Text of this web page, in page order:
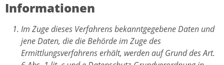
Informationen
Im Zuge dieses Verfahrens bekanntgegebene Daten und
jene Daten, die die Behörde im Zuge des
Ermittlungsverfahrens erhält, werden auf Grund des Art.